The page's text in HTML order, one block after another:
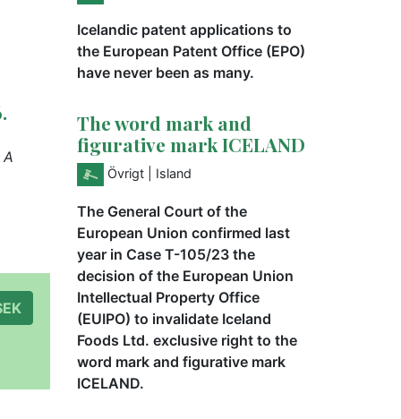
SEK
Icelandic patent applications to
the European Patent Office (EPO)
have never been as many.
The word mark and
figurative mark ICELAND
Övrigt | Island
The General Court of the
European Union confirmed last
year in Case T-105/23 the
decision of the European Union
Intellectual Property Office
(EUIPO) to invalidate Iceland
Foods Ltd. exclusive right to the
word mark and figurative mark
ICELAND.